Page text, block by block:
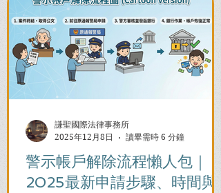
警示帳戶解除流程懶人包｜
2025最新申請步驟、時間與
謙聖國際法律事務所
2025年12月8日
讀畢需時 6 分鐘